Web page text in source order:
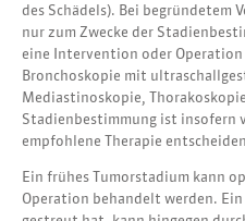
des Schädels). Bei begründetem
nur zum Zwecke der
eine Intervention oder
Bronchoskopie mit
Mediastinoskopie,
Stadienbestimmung ist insofern
empfohlene Therapie
Ein frühes Tumorstadium kann
Operation behandelt werden.